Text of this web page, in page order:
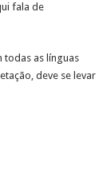
fala de
todas as línguas
deve se levar